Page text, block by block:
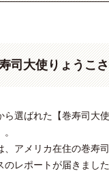
司大使りょうこ
ら選ばれた【巻寿司大
、アメリカ在住の巻寿
のレポートが届きました